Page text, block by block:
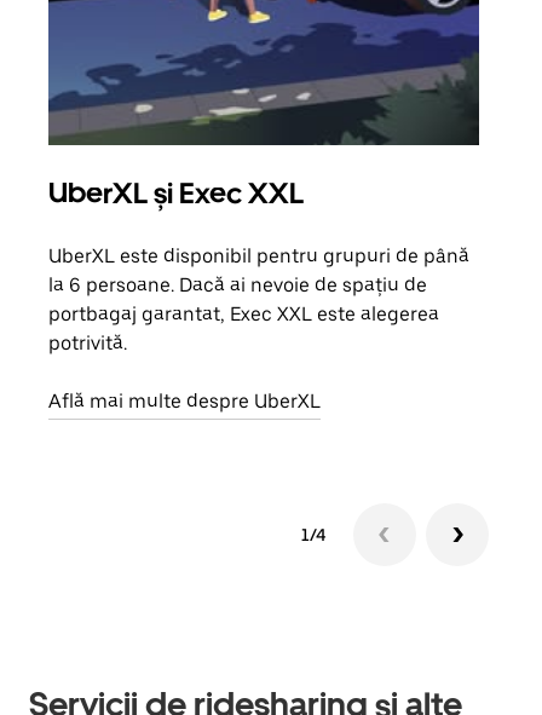
UberXL și Exec XXL
UberXL este disponibil pentru grupuri de până
la 6 persoane. Dacă ai nevoie de spațiu de
portbagaj garantat, Exec XXL este alegerea
potrivită.
Află mai multe despre UberXL
1/4
Servicii de ridesharing și alte